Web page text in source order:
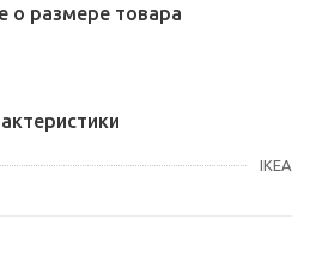
о размере товара
IKEA